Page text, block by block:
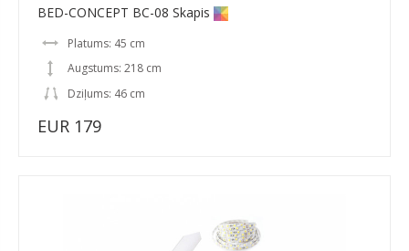
BED-CONCEPT BC-08 Skapis
Platums: 45 cm
Augstums: 218 cm
Dziļums: 46 cm
EUR 179